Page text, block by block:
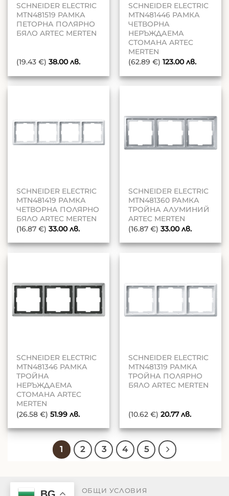
SCHNEIDER ELECTRIC
MTN481519 РАМКА
ПЕТОРНА ПОЛЯРНО
БЯЛО ARTEC MERTEN
(19.43 €) 38.00лв.
SCHNEIDER ELECTRIC
MTN481446 РАМКА
ЧЕТВОРНА
НЕРЪЖДАЕМА
СТОМАНА ARTEC
MERTEN
(62.89 €) 123.00лв.
SCHNEIDER ELECTRIC
MTN481419 РАМКА
ЧЕТВОРНА ПОЛЯРНО
БЯЛО ARTEC MERTEN
(16.87 €) 33.00лв.
SCHNEIDER ELECTRIC
MTN481360 РАМКА
ТРОЙНА АЛУМИНИЙ
ARTEC MERTEN
(16.87 €) 33.00лв.
SCHNEIDER ELECTRIC
MTN481346 РАМКА
ТРОЙНА
НЕРЪЖДАЕМА
СТОМАНА ARTEC
MERTEN
(26.58 €) 51.99лв.
SCHNEIDER ELECTRIC
MTN481319 РАМКА
ТРОЙНА ПОЛЯРНО
БЯЛО ARTEC MERTEN
(10.62 €) 20.77лв.
1 2 3 4 5
ОБЩИ УСЛОВИЯ